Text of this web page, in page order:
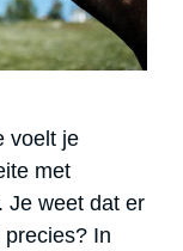
voelt je
met
Je weet dat er
precies? In